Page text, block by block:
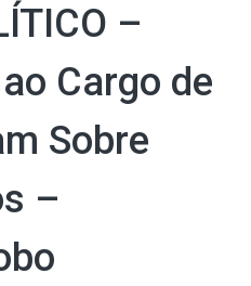
–
Cargo de
Sobre
–